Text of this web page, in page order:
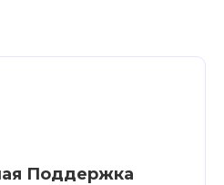
Поддержка